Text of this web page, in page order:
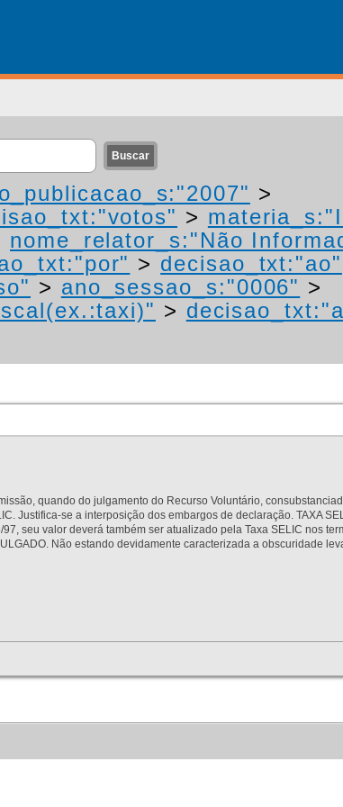
>
>
nome_relator_s:"Não
> decisao_txt:"ao"
> ano_sessao_s:"0006" >
>
quando do julgamento do Recurso Voluntário,
Justifica-se a interposição dos embargos de declaração. TAXA
seu valor deverá também ser atualizado pela Taxa SELIC nos
Não estando devidamente caracterizada a obscuridade